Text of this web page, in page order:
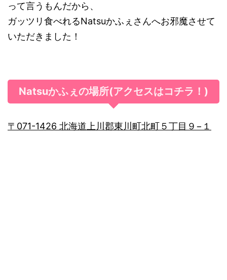
って言うもんだから、
ガッツリ食べれるNatsuかふぇさんへお邪魔させて
いただきました！
Natsuかふぇの場所(アクセスはコチラ！)
〒071-1426 北海道上川郡東川町北町５丁目９−１